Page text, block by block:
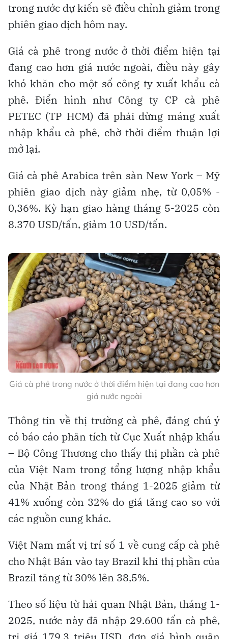
trong nước dự kiến sẽ điều chỉnh giảm trong
phiên giao dịch hôm nay.
Giá cà phê trong nước ở thời điểm hiện tại
đang cao hơn giá nước ngoài, điều này gây
khó khăn cho một số công ty xuất khẩu cà
phê. Điển hình như Công ty CP cà phê
PETEC (TP HCM) đã phải dừng mảng xuất
nhập khẩu cà phê, chờ thời điểm thuận lợi
mở lại.
Giá cà phê Arabica trên sàn New York – Mỹ
phiên giao dịch này giảm nhẹ, từ 0,05% -
0,36%. Kỳ hạn giao hàng tháng 5-2025 còn
8.370 USD/tấn, giảm 10 USD/tấn.
Giá cà phê trong nước ở thời điểm hiện tại đang cao hơn
giá nước ngoài
Thông tin về thị trường cà phê, đáng chú ý
có báo cáo phân tích từ Cục Xuất nhập khẩu
– Bộ Công Thương cho thấy thị phần cà phê
của Việt Nam trong tổng lượng nhập khẩu
của Nhật Bản trong tháng 1-2025 giảm từ
41% xuống còn 32% do giá tăng cao so với
các nguồn cung khác.
Việt Nam mất vị trí số 1 về cung cấp cà phê
cho Nhật Bản vào tay Brazil khi thị phần của
Brazil tăng từ 30% lên 38,5%.
Theo số liệu từ hải quan Nhật Bản, tháng 1-
2025, nước này đã nhập 29.600 tấn cà phê,